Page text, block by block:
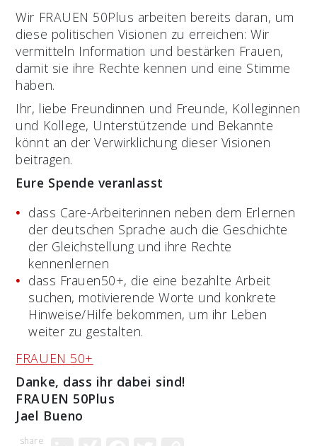
Wir FRAUEN 50Plus arbeiten bereits daran, um
diese politischen Visionen zu erreichen: Wir
vermitteln Information und bestärken Frauen,
damit sie ihre Rechte kennen und eine Stimme
haben.
Ihr, liebe Freundinnen und Freunde, Kolleginnen
und Kollege, Unterstützende und Bekannte
könnt an der Verwirklichung dieser Visionen
beitragen.
Eure Spende veranlasst
dass Care-Arbeiterinnen neben dem Erlernen
der deutschen Sprache auch die Geschichte
der Gleichstellung und ihre Rechte
kennenlernen
dass Frauen50+, die eine bezahlte Arbeit
suchen, motivierende Worte und konkrete
Hinweise/Hilfe bekommen, um ihr Leben
weiter zu gestalten.
FRAUEN 50+
Danke, dass ihr dabei sind!
FRAUEN 50Plus
Jael Bueno